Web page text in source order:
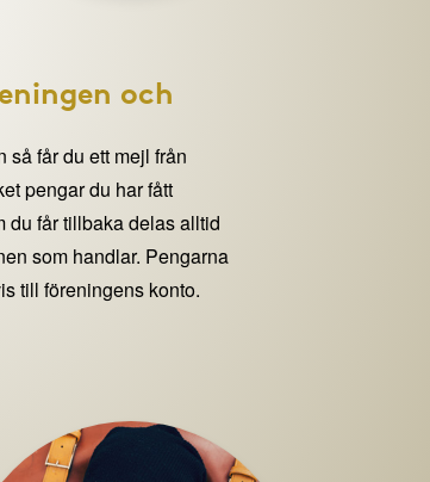
och
så får du ett mejl från
pengar du har fått
du får tillbaka delas alltid
som handlar. Pengarna
till föreningens konto.